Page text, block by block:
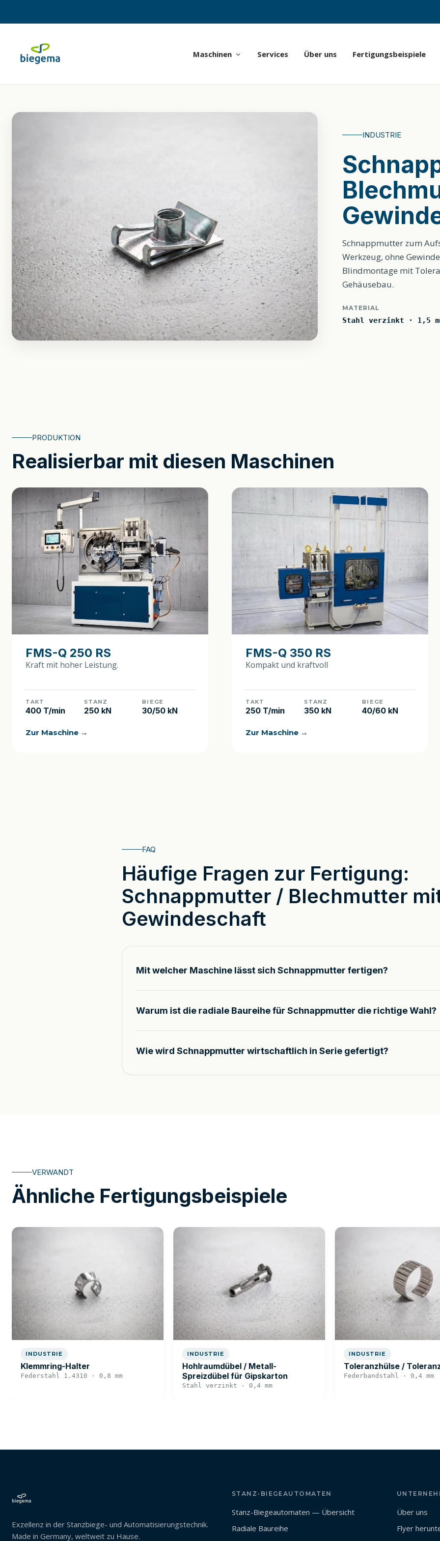
Maschinen
Stanz-Biegeautomaten
Drei Baureihen, eine Logik — wir finden die passende
Kinematik für Ihr Bauteil.
Radiale Baureihe
Lineare Baureihe
Modulare Baureihe
Zubehör & Ersatzteile
Services Über uns Fertigungsbeispiele
INDUSTRIE
Schnappmutter zum
Werkzeug, ohne
Blindmontage mit
Gehäusebau.
MATERIAL
Stahl verzinkt · 1,5
PRODUKTION
Realisierbar mit diesen Maschinen
FMS-Q 250 RS
Kraft mit hoher Leistung.
TAKT
400 T/min
STANZ
250 kN
BIEGE
30/50 kN
Zur Maschine →
FMS-Q 350 RS
Kompakt und kraftvoll
TAKT
250 T/min
STANZ
350 kN
BIEGE
40/60 kN
Zur Maschine →
FAQ
Häufige Fragen zur Fertigung:
Schnappmutter / Blechmutter
Gewindeschaft
Mit welcher Maschine lässt sich Schnappmutter fertigen?
Warum ist die radiale Baureihe für Schnappmutter die richtige Wahl?
Wie wird Schnappmutter wirtschaftlich in Serie gefertigt?
VERWANDT
Ähnliche Fertigungsbeispiele
INDUSTRIE
Klemmring-Halter
Federstahl 1.4310 · 0,8 mm
INDUSTRIE
Hohlraumdübel / Metall-
Spreizdübel für Gipskarton
Stahl verzinkt · 0,4 mm
INDUSTRIE
Toleranzhülse /
Federbandstahl · 0,4 mm
Exzellenz in der Stanzbiege- und Automatisierungstechnik.
Made in Germany, weltweit zu Hause.
STANZ-BIEGEAUTOMATEN
Stanz-Biegeautomaten — Übersicht
Radiale Baureihe
Über uns
Flyer